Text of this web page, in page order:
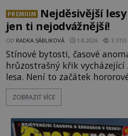
PREMIUM
Nejděsivější
jen ti nejodvážnější!
OD RADKA SÁBLIKOVÁ 1.8.2026 3.5TIS
Stínové bytosti, časové
hrůzostrašný křik
lesa. Není to začátek
události, které popisují
označovány jako nejděsivější na
vyhýbají! Už jste o těchto
ZOBRAZIT VÍCE